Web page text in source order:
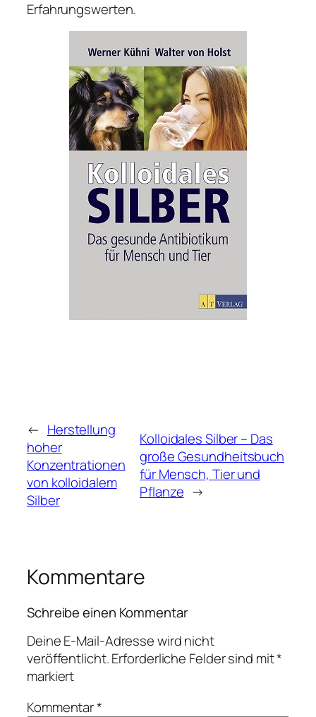
Erfahrungswerten.
← Herstellung
hoher
Konzentrationen
von kolloidalem
Silber
Kolloidales Silber – Das
große Gesundheitsbuch
für Mensch, Tier und
Pflanze →
Kommentare
Schreibe einen Kommentar
Deine E-Mail-Adresse wird nicht
veröffentlicht.Erforderliche Felder sind mit*
markiert
Kommentar*